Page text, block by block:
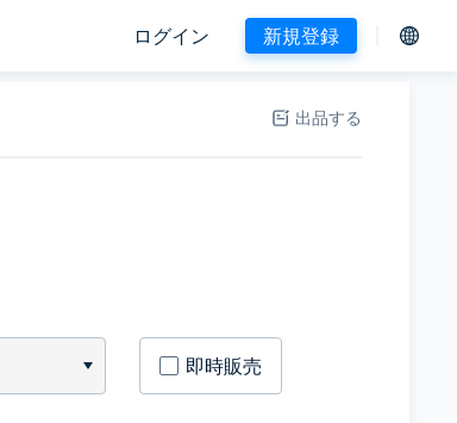
ログイン 新規登録
出品する
即時販売